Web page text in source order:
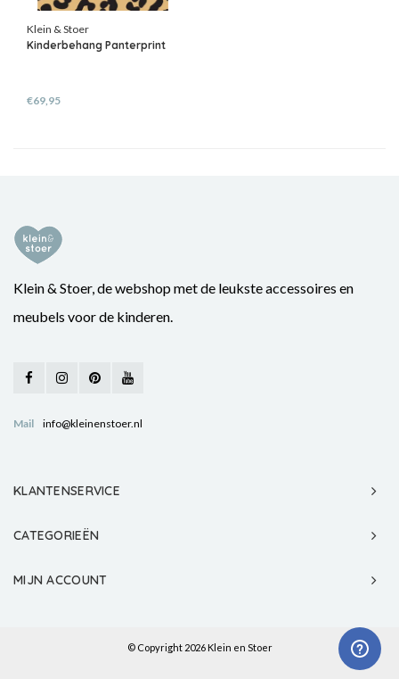
Klein & Stoer
Kinderbehang Panterprint
€69,95
Klein & Stoer, de webshop met de leukste accessoires en
meubels voor de kinderen.
Mail info@kleinenstoer.nl
KLANTENSERVICE
CATEGORIEËN
MIJN ACCOUNT
© Copyright 2026 Klein en Stoer